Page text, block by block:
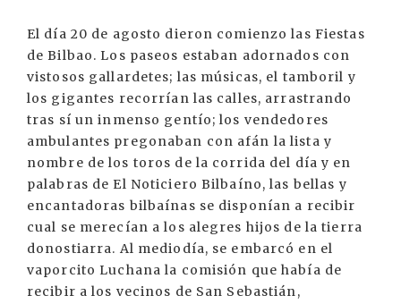
El día 20 de agosto dieron comienzo las Fiestas
de Bilbao. Los paseos estaban adornados con
vistosos gallardetes; las músicas, el tamboril y
los gigantes recorrían las calles, arrastrando
tras sí un inmenso gentío; los vendedores
ambulantes pregonaban con afán la lista y
nombre de los toros de la corrida del día y en
palabras de El Noticiero Bilbaíno, las bellas y
encantadoras bilbaínas se disponían a recibir
cual se merecían a los alegres hijos de la tierra
donostiarra. Al mediodía, se embarcó en el
vaporcito Luchana la comisión que había de
recibir a los vecinos de San Sebastián,